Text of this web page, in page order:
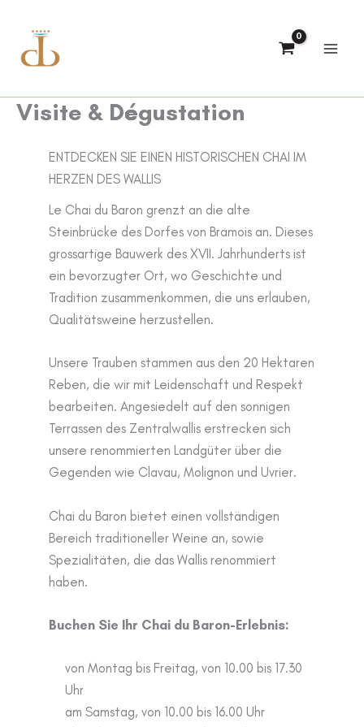
springen
Visite & Dégustation
ENTDECKEN SIE EINEN HISTORISCHEN CHAI IM
HERZEN DES WALLIS
Le Chai du Baron grenzt an die alte
Steinbrücke des Dorfes von Bramois an. Dieses
grossartige Bauwerk des XVII. Jahrhunderts ist
ein bevorzugter Ort, wo Geschichte und
Tradition zusammenkommen, die uns erlauben,
Qualitätsweine herzustellen.
Unsere Trauben stammen aus den 20 Hektaren
Reben, die wir mit Leidenschaft und Respekt
bearbeiten. Angesiedelt auf den sonnigen
Terrassen des Zentralwallis erstrecken sich
unsere renommierten Landgüter über die
Gegenden wie Clavau, Molignon und Uvrier.
Chai du Baron bietet einen vollständigen
Bereich traditioneller Weine an, sowie
Spezialitäten, die das Wallis renommiert
haben.
Buchen Sie Ihr Chai du Baron-Erlebnis:
von Montag bis Freitag, von 10.00 bis 17.30
Uhr
am Samstag, von 10.00 bis 16.00 Uhr